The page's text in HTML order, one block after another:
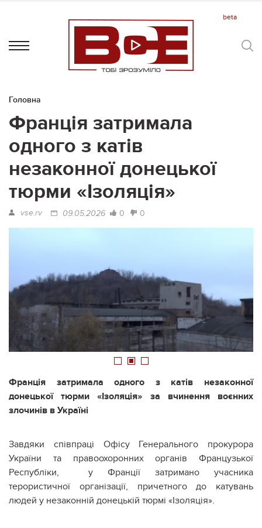
Головна
Франція затримала
одного з катів
незаконної донецької
тюрми «Ізоляція»
vse.rv 09.05.2026 0 0
1 2 3
Франція затримала одного з катів незаконної
донецької тюрми «Ізоляція» за вчинення воєнних
злочинів в Україні
Завдяки співпраці Офісу Генерального прокурора
України та правоохоронних органів Французької
Республіки,
у Франції затримано учасника
терористичної організації, причетного до катувань
людей у незаконній донецькій тюрмі «Ізоляція».